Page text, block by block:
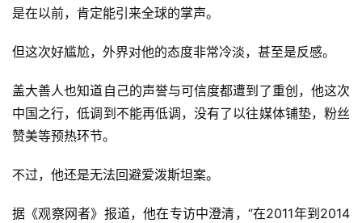
是在以前，肯定能引来全球的掌声。
但这次好尴尬，外界对他的态度非常冷淡，甚至是反感。
盖大善人也知道自己的声誉与可信度都遭到了重创，他这次
中国之行，低调到不能再低调，没有了以往媒体铺垫，粉丝
赞美等预热环节。
不过，他还是无法回避爱泼斯坦案。
据《观察网者》报道，他在专访中澄清，“在2011年到2014